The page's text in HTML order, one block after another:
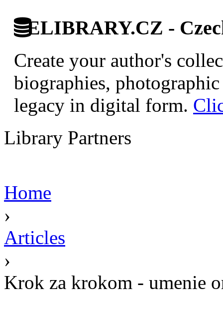
ELIBRARY.CZ -
Create your author's
biographies,
legacy in digital form.
Library Partners
Home
›
Articles
›
Krok za krokom - umenie